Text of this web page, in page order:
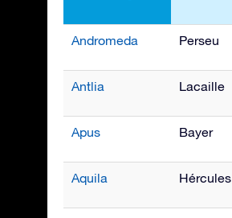
Andromeda Perseu
Antlia Lacaille
Apus Bayer
Aquila Hércules